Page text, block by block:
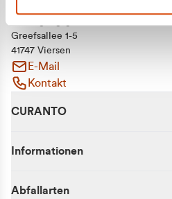
Greefsallee 1-5
41747 Viersen
E-Mail
Kontakt
CURANTO
Informationen
Abfallarten